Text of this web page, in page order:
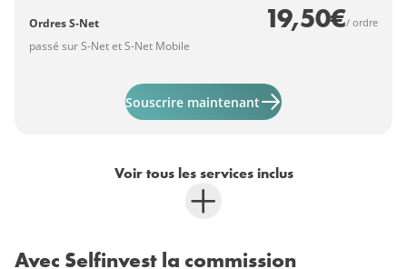
Ordres S-Net 19,50€/ ordre
passé sur S-Net et S-Net Mobile
Souscrire maintenantEn savoir plus sur
Voir tous les services inclus
Avec Selfinvest la commission